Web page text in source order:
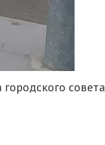
совета